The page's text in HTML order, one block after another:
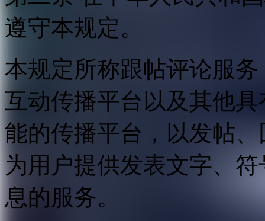
遵守本规定。
本规定所称跟帖评论服
互动传播平台以及其他
能的传播平台，以发帖
为用户提供发表文字、
息的服务。